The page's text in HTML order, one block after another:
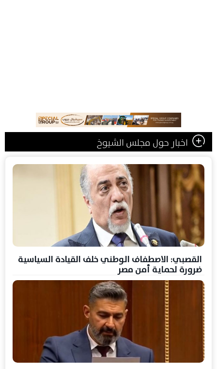
اخبار حول مجلس الشيوخ
القصبي: الاصطفاف الوطني خلف القيادة السياسية
ضرورة لحماية أمن مصر